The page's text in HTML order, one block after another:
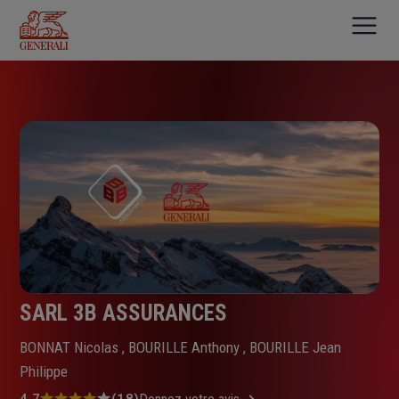
contenu
principal
SARL 3B ASSURANCES
BONNAT Nicolas , BOURILLE Anthony , BOURILLE Jean
Philippe